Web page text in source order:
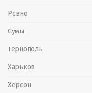
Ровно
Сумы
Тернополь
Харьков
Херсон